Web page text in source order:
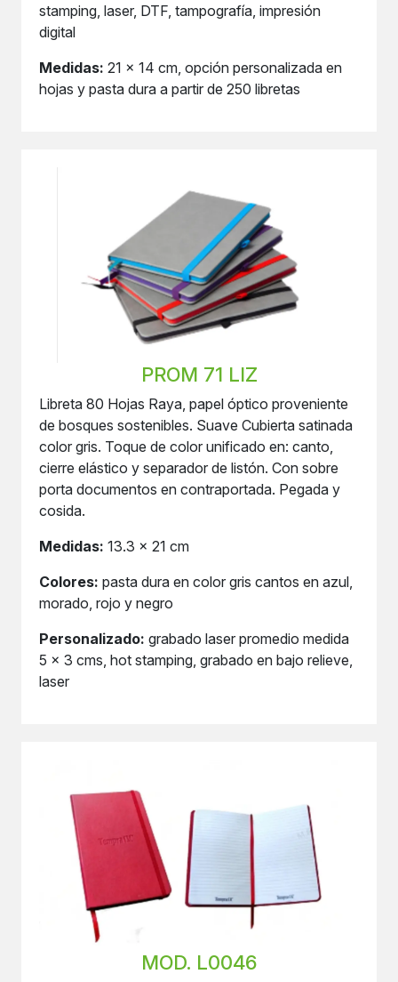
stamping, laser, DTF, tampografía, impresión
digital
Medidas: 21 x 14 cm, opción personalizada en
hojas y pasta dura a partir de 250 libretas
PROM 71 LIZ
Libreta 80 Hojas Raya, papel óptico proveniente
de bosques sostenibles. Suave Cubierta satinada
color gris. Toque de color unificado en: canto,
cierre elástico y separador de listón. Con sobre
porta documentos en contraportada. Pegada y
cosida.
Medidas: 13.3 x 21 cm
Colores: pasta dura en color gris cantos en azul,
morado, rojo y negro
Personalizado: grabado laser promedio medida
5 x 3 cms, hot stamping, grabado en bajo relieve,
laser
MOD. L0046